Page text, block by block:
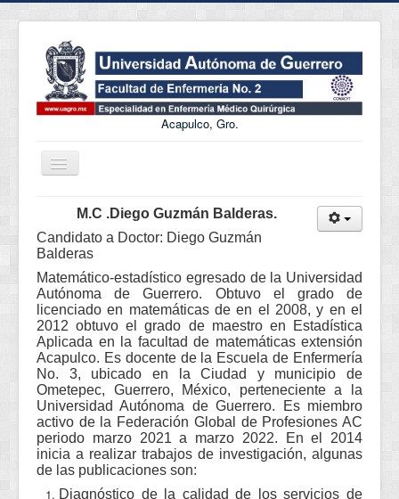
Acapulco, Gro.
Cambiar
navegación
Objetivo
Perfil de Ingreso
Perfil de Egreso
Nucleo Académico
LIES
Infraestructura
M.C .Diego Guzmán Balderas.
Candidato a Doctor: Diego Guzmán
Balderas
Matemático-estadístico egresado de la Universidad
Autónoma de Guerrero. Obtuvo el grado de
licenciado en matemáticas de en el 2008, y en el
2012 obtuvo el grado de maestro en Estadística
Aplicada en la facultad de matemáticas extensión
Acapulco. Es docente de la Escuela de Enfermería
No. 3, ubicado en la Ciudad y municipio de
Ometepec, Guerrero, México, perteneciente a la
Universidad Autónoma de Guerrero. Es miembro
activo de la Federación Global de Profesiones AC
periodo marzo 2021 a marzo 2022. En el 2014
inicia a realizar trabajos de investigación, algunas
de las publicaciones son:
Diagnóstico de la calidad de los servicios de